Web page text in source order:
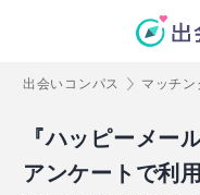
出会いコンパス マッチン
『ハッピーメー
アンケートで利